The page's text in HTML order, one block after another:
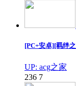
[PC+安卓][羁绊
UP: acg之家
236 7